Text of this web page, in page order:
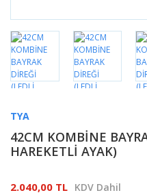
TYA
42CM KOMBİNE
HAREKETLİ AYAK)
2.040,00 TL KDV Dahil